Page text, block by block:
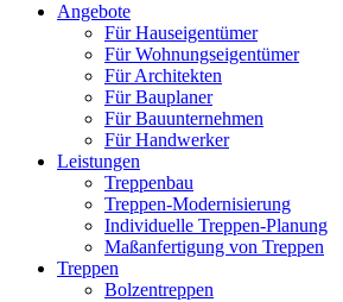
Angebote
Für Hauseigentümer
Für Wohnungseigentümer
Für Architekten
Für Bauplaner
Für Bauunternehmen
Für Handwerker
Leistungen
Treppenbau
Treppen-Modernisierung
Individuelle Treppen-Planung
Maßanfertigung von Treppen
Treppen
Bolzentreppen